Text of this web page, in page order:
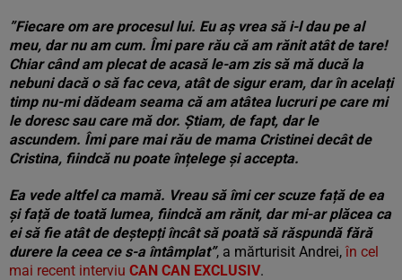
”Fiecare om are procesul lui. Eu aș vrea să i-l dau pe al
meu, dar nu am cum. Îmi pare rău că am rănit atât de tare!
Chiar când am plecat de acasă le-am zis să mă ducă la
nebuni dacă o să fac ceva, atât de sigur eram, dar în acelați
timp nu-mi dădeam seama că am atâtea lucruri pe care mi
le doresc sau care mă dor. Știam, de fapt, dar le
ascundem. Îmi pare mai rău de mama Cristinei decât de
Cristina, fiindcă nu poate înțelege și accepta.
Ea vede altfel ca mamă. Vreau să îmi cer scuze față de ea
și față de toată lumea, fiindcă am rănit, dar mi-ar plăcea ca
ei să fie atât de deștepți încât să poată să răspundă fără
durere la ceea ce s-a întâmplat”, a mărturisit Andrei, în cel
mai recent interviu CAN CAN EXCLUSIV.